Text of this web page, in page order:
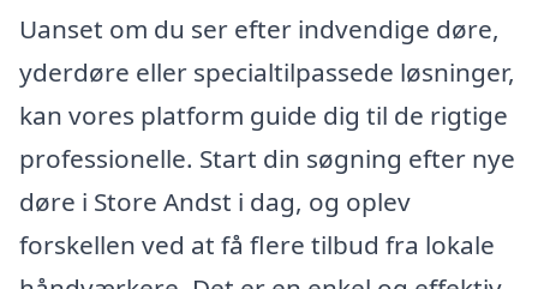
Uanset om du ser efter indvendige døre,
yderdøre eller specialtilpassede løsninger,
kan vores platform guide dig til de rigtige
professionelle. Start din søgning efter nye
døre i Store Andst i dag, og oplev
forskellen ved at få flere tilbud fra lokale